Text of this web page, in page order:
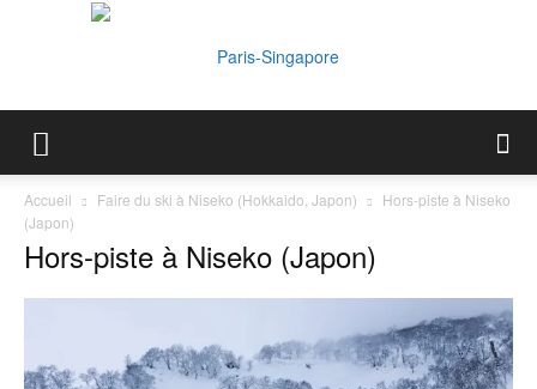
Singapore
Accueil Faire du ski à Niseko (Hokkaido, Japon)
Hors-piste à Niseko
(Japon)
Hors-piste à Niseko (Japon)